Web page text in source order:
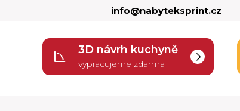
info@nabyteksprint.cz
3D návrh kuchyně
vypracujeme zdarma